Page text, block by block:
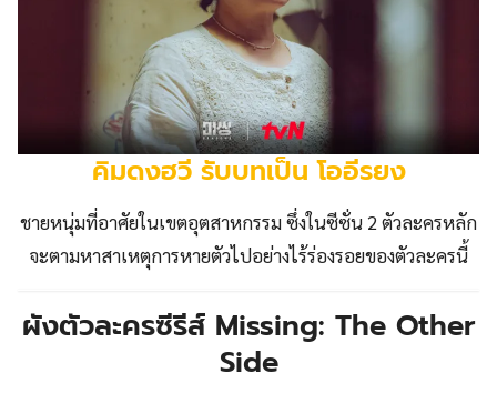
คิมดงฮวี รับบทเป็น โออีรยง
ชายหนุ่มที่อาศัยในเขตอุตสาหกรรม ซึ่งในซีซั่น 2 ตัวละครหลัก
จะตามหาสาเหตุการหายตัวไปอย่างไร้ร่องรอยของตัวละครนี้
ผังตัวละครซีรีส์ Missing: The Other
Side